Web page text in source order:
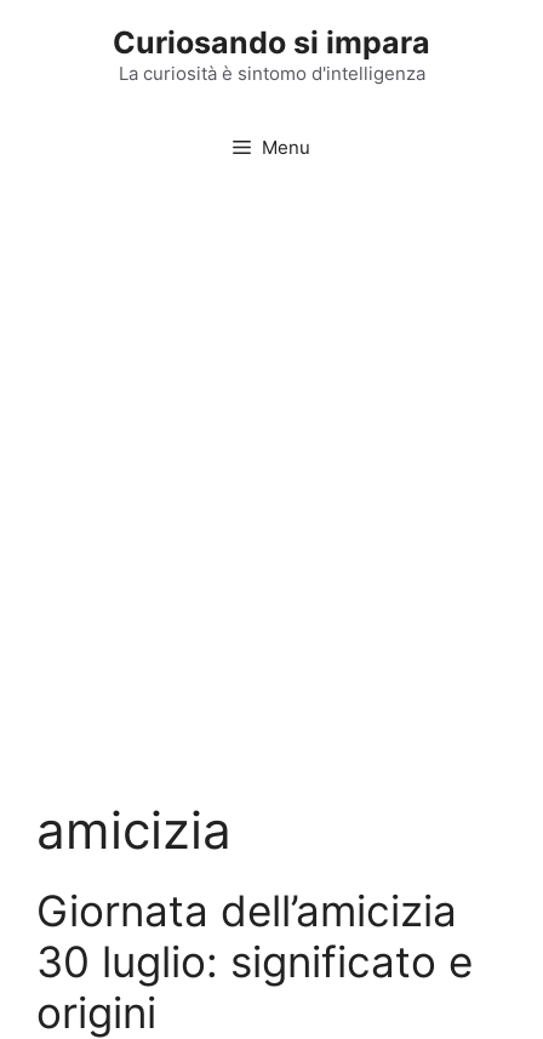
Curiosando si impara
La curiosità è sintomo d'intelligenza
Menu
amicizia
Giornata dell’amicizia
30 luglio: significato e
origini